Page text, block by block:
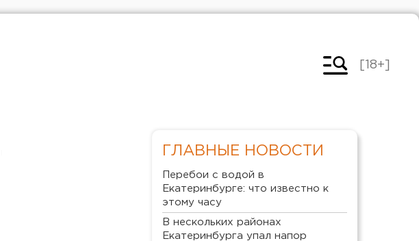
[18+]
ГЛАВНЫЕ НОВОСТИ
Перебои с водой в
Екатеринбурге: что известно к
этому часу
В нескольких районах
Екатеринбурга упал напор